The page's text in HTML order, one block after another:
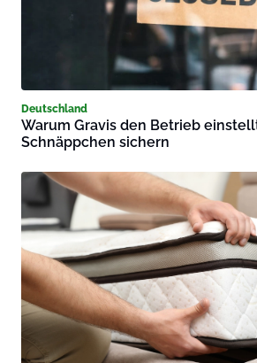
Deutschland
Warum Gravis den Betrieb
Schnäppchen sichern